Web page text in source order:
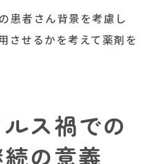
患者さん背景を考慮し
させるかを考えて薬剤を
ス禍での
の意義